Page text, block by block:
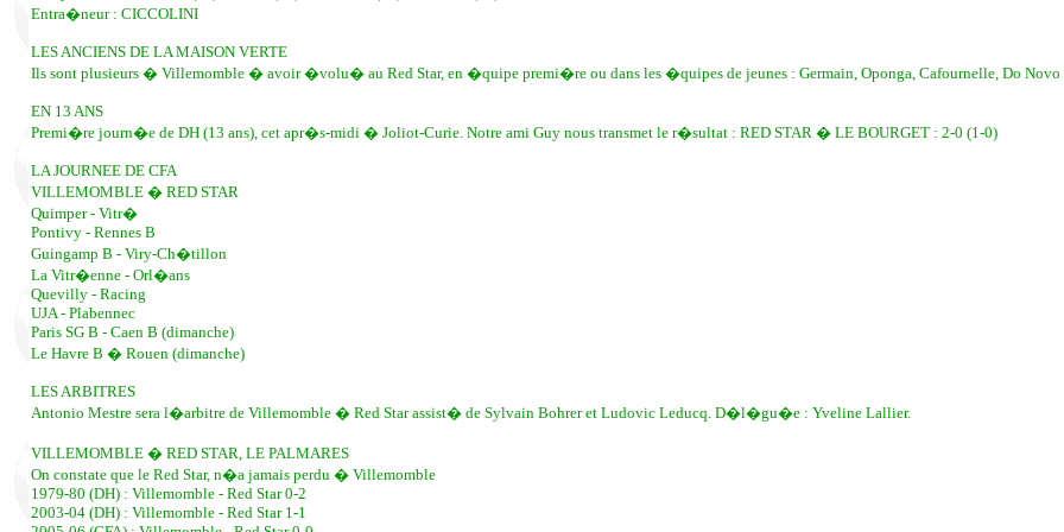
Entra�neur : CICCOLINI
LES ANCIENS DE LA MAISON VERTE
Ils sont plusieurs � Villemomble � avoir �volu� au Red Star, en �quipe premi�re ou dans les �quipes de jeunes : Germain, Oponga, Cafournelle, Do
EN 13 ANS
Premi�re journ�e de DH (13 ans), cet apr�s-midi � Joliot-Curie. Notre ami Guy nous transmet le r�sultat : RED STAR � LE BOURGET : 2-0 (1-0)
LA JOURNEE DE CFA
VILLEMOMBLE � RED STAR
Quimper - Vitr�
Pontivy - Rennes B
Guingamp B - Viry-Ch�tillon
La Vitr�enne - Orl�ans
Quevilly - Racing
UJA - Plabennec
Paris SG B - Caen B (dimanche)
Le Havre B � Rouen (dimanche)
LES ARBITRES
Antonio Mestre sera l�arbitre de Villemomble � Red Star assist� de Sylvain Bohrer et Ludovic Leducq. D�l�gu�e : Yveline Lallier.
VILLEMOMBLE � RED STAR, LE PALMARES
On constate que le Red Star, n�a jamais perdu � Villemomble
1979-80 (DH) : Villemomble - Red Star 0-2
2003-04 (DH) : Villemomble - Red Star 1-1